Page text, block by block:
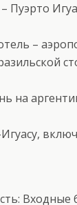
Пуэрто
–
на
Входные